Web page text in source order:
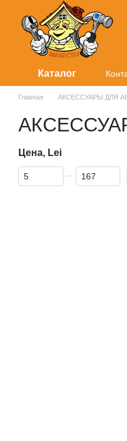
Перейти к основному
Каталог
Главная АКСЕССУАРЫ ДЛЯ
Цена, Lei
От Цена, Lei
До Цена, Lei